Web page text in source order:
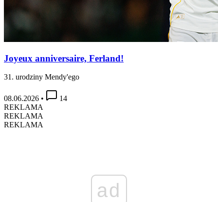
Joyeux anniversaire, Ferland!
31. urodziny Mendy'ego
08.06.2026 •
14
REKLAMA
REKLAMA
REKLAMA
ad